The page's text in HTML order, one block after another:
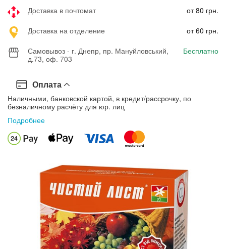
Доставка в почтомат
от 80 грн.
Доставка на отделение
от 60 грн.
Самовывоз - г. Днепр, пр. Мануйловський,
д.73, оф. 703
Бесплатно
Оплата
Наличными, банковской картой, в кредит/рассрочку, по
безналичному расчёту для юр. лиц
Подробнее